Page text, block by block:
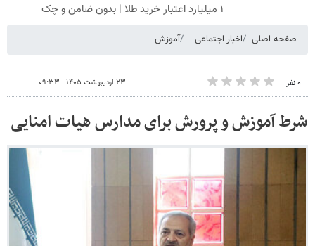
۱ میلیارد اعتبار خرید طلا | بدون ضامن و چک
صفحه اصلی اخبار اجتماعی آموزش
۰ نفر ۲۳ اردیبهشت ۱۴۰۵ - ۰۹:۳۳
شرط آموزش و پرورش برای مدارس هیات امنایی